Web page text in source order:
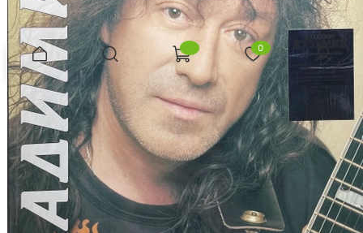
В корзину
Ранее просмотренные
Главная Поиск Корзина
0
Избранное